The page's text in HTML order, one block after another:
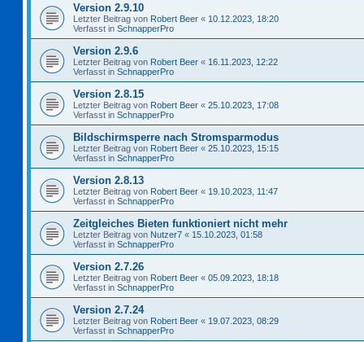
Version 2.9.10
Letzter Beitrag von Robert Beer « 10.12.2023, 18:20
Verfasst in SchnapperPro
Version 2.9.6
Letzter Beitrag von Robert Beer « 16.11.2023, 12:22
Verfasst in SchnapperPro
Version 2.8.15
Letzter Beitrag von Robert Beer « 25.10.2023, 17:08
Verfasst in SchnapperPro
Bildschirmsperre nach Stromsparmodus
Letzter Beitrag von Robert Beer « 25.10.2023, 15:15
Verfasst in SchnapperPro
Version 2.8.13
Letzter Beitrag von Robert Beer « 19.10.2023, 11:47
Verfasst in SchnapperPro
Zeitgleiches Bieten funktioniert nicht mehr
Letzter Beitrag von Nutzer7 « 15.10.2023, 01:58
Verfasst in SchnapperPro
Version 2.7.26
Letzter Beitrag von Robert Beer « 05.09.2023, 18:18
Verfasst in SchnapperPro
Version 2.7.24
Letzter Beitrag von Robert Beer « 19.07.2023, 08:29
Verfasst in SchnapperPro